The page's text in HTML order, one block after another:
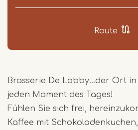
Route
Brasserie De Lobby...der Ort
jeden Moment des Tages!
Fühlen Sie sich frei,
Kaffee mit